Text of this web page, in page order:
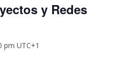
y Redes
pm UTC+1